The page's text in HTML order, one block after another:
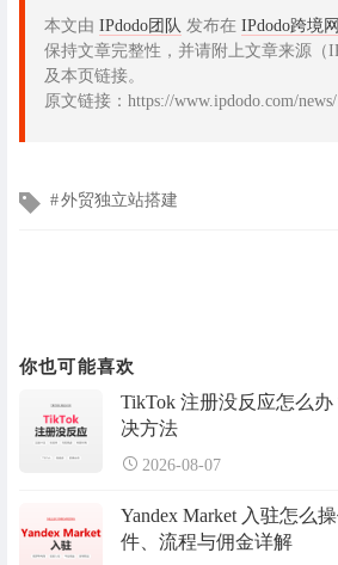
本文由 IPdodo团队 发布在 IPdodo跨境
保持文章完整性，并请附上文章来源（
及本页链接。
原文链接：https://www.ipdodo.com/
文外贸独立站搭建
你也可能喜欢
TikTok 注册没反应怎么
决方法
2026-08-07
Yandex Market 入驻怎么
件、流程与佣金详解